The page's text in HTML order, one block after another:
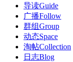
导读Guide
广播Follow
群组Group
动态Space
淘帖Collection
日志Blog